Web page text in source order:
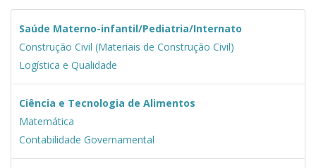
Saúde Materno-infantil/Pediatria/Internato
Construção Civil (Materiais de Construção Civil)
Logística e Qualidade
Ciência e Tecnologia de Alimentos
Matemática
Contabilidade Governamental